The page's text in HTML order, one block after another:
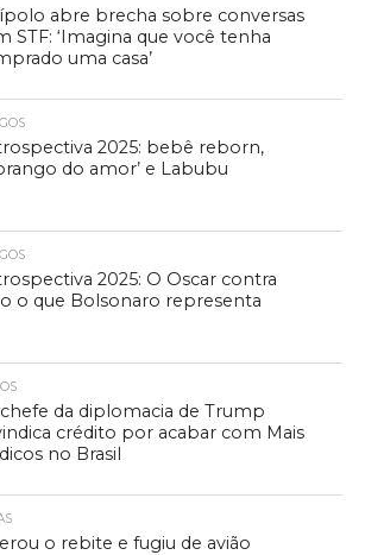
abre brecha sobre conversas
STF: ‘Imagina que você tenha
uma casa’
2025: bebê reborn,
do amor’ e Labubu
2025: O Oscar contra
o que Bolsonaro representa
da diplomacia de Trump
crédito por acabar com Mais
no Brasil
o rebite e fugiu de avião